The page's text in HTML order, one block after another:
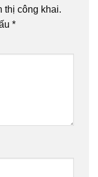
thị công khai.
*